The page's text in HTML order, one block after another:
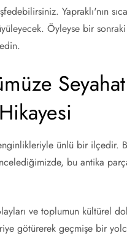
Yapraklı'nın
Öyleyse bir
ünlü bir
bu antika
ve toplumun kültürel
götürerek geçmişe bir